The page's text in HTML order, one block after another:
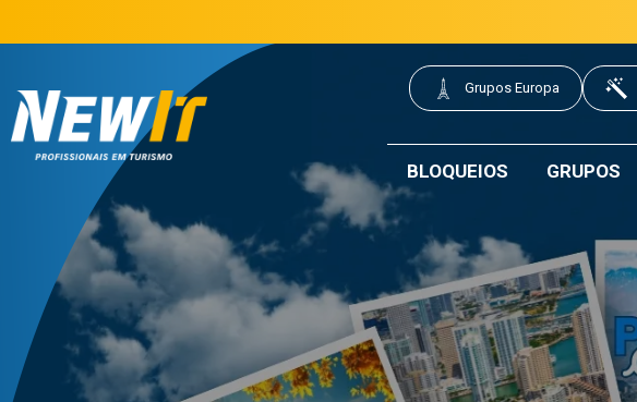
NewIt - Profissionais em Turismo
Grupos Europa
BLOQUEIOS GRUPOS